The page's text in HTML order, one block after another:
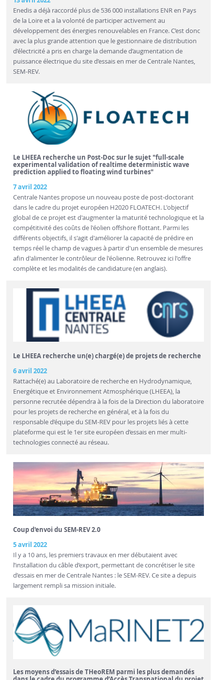
Enedis a déjà raccordé plus de 536 000 installations ENR en Pays
de la Loire et a la volonté de participer activement au
développement des énergies renouvelables en France. C’est donc
avec la plus grande attention que le gestionnaire de distribution
d’électricité a pris en charge la demande d’augmentation de
puissance électrique du site d’essais en mer de Centrale Nantes,
SEM-REV.
Le LHEEA recherche un Post-Doc sur le sujet "full-scale
experimental validation of realtime deterministic wave
prediction applied to floating wind turbines"
7 avril 2022
Centrale Nantes propose un nouveau poste de post-doctorant
dans le cadre du projet européen H2020 FLOATECH. L'objectif
global de ce projet est d'augmenter la maturité technologique et la
compétitivité des coûts de l'éolien offshore flottant. Parmi les
différents objectifs, il s'agit d'améliorer la capacité de prédire en
temps réel le champ de vagues à partir d'un ensemble de mesures
afin d'alimenter le contrôleur de l'éolienne. Retrouvez ici l'offre
complète et les modalités de candidature (en anglais).
Le LHEEA recherche un(e) chargé(e) de projets de recherche
6 avril 2022
Rattaché(e) au Laboratoire de recherche en Hydrodynamique,
Energétique et Environnement Atmosphérique (LHEEA), la
personne recrutée dépendra à la fois de la Direction du laboratoire
pour les projets de recherche en général, et à la fois du
responsable d’équipe du SEM-REV pour les projets liés à cette
plateforme qui est le 1er site européen d’essais en mer multi-
technologies connecté au réseau.
Coup d'envoi du SEM-REV 2.0
5 avril 2022
Il y a 10 ans, les premiers travaux en mer débutaient avec
l’installation du câble d’export, permettant de concrétiser le site
d’essais en mer de Centrale Nantes : le SEM-REV. Ce site a depuis
largement rempli sa mission initiale.
Les moyens d’essais de THeoREM parmi les plus demandés